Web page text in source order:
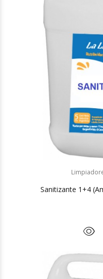
Sanitizante 1+4